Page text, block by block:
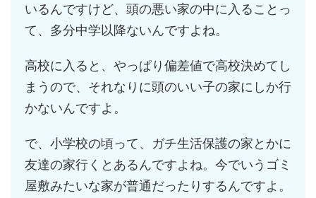
いるんですけど、頭の悪い家の中に入ることっ
て、多分中学以降ないんですよね。
高校に入ると、やっぱり偏差値で高校決めてし
まうので、それなりに頭のいい子の家にしか行
かないんですよ。
で、小学校の頃って、ガチ生活保護の家とかに
友達の家行くとあるんですよね。今でいうゴミ
屋敷みたいな家が普通だったりするんですよ。